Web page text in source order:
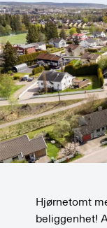
Hjørnetomt
beliggenhet!